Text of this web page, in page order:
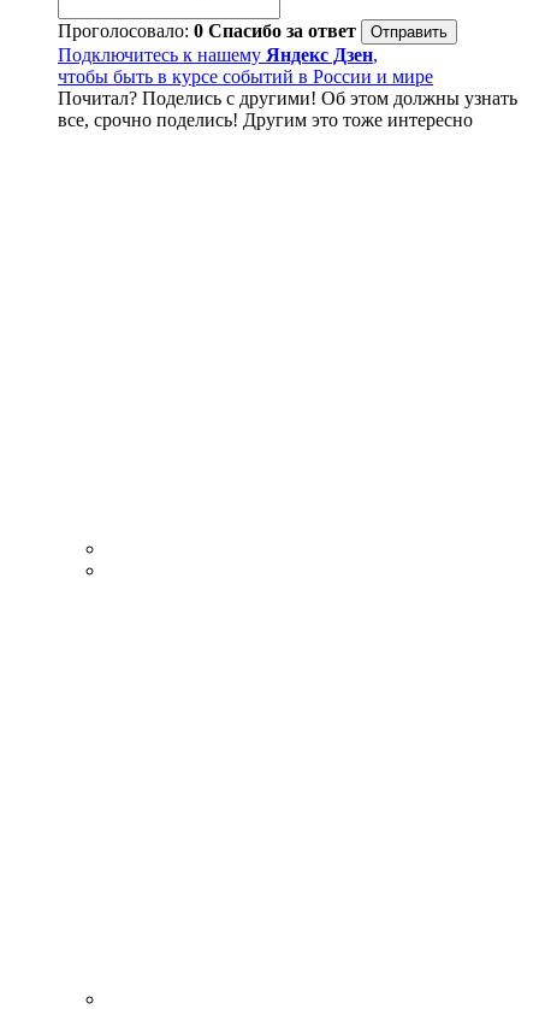
Проголосовало: 0 Спасибо за ответ
Подключитесь к нашему Яндекс Дзен,
чтобы быть в курсе событий в России и мире
Почитал? Поделись с другими! Об этом должны узнать
все, срочно поделись! Другим это тоже интересно